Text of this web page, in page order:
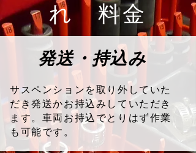
れ 料金
発送・持込み
サスペンションを取り外していた
だき発送かお持込みしていただき
ます。車両お持込でとりはず作業
も可能です。